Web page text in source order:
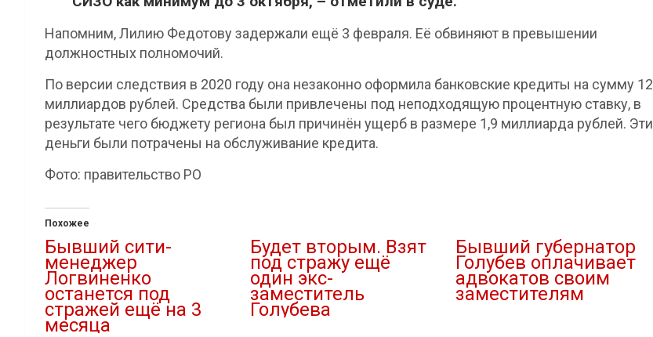
Напомним, Лилию Федотову задержали ещё 3 февраля. Её обвиняют в превышении
должностных полномочий.
По версии следствия в 2020 году она незаконно оформила банковские кредиты на сумму 12
миллиардов рублей. Средства были привлечены под неподходящую процентную ставку, в
результате чего бюджету региона был причинён ущерб в размере 1,9 миллиарда рублей. Эти
деньги были потрачены на обслуживание кредита.
Фото: правительство РО
Похожее
Бывший сити-
менеджер
Логвиненко
останется под
стражей ещё на 3
месяца
Будет вторым. Взят
под стражу ещё
один экс-
заместитель
Голубева
Бывший губернатор
Голубев оплачивает
адвокатов своим
заместителям